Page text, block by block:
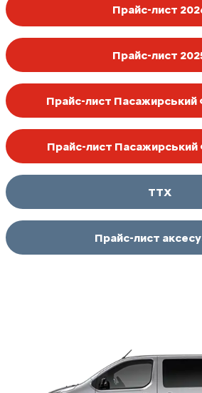
Прайс-лист
Прайс-лист
Прайс-лист Пасажирський
Прайс-лист Пасажирський
TTX
Прайс-лист